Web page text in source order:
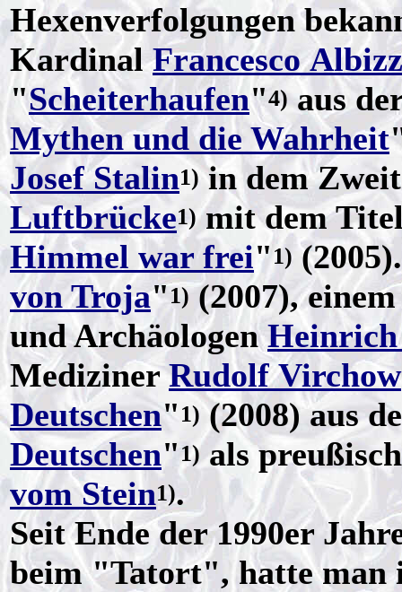
Hexenverfolgungen
KardinalFrancesco
"Scheiterhaufen"4)aus
Mythen und die Wahrheit
Josef Stalin1)in dem
Luftbrücke1)mit dem
Himmel war frei"1)
von Troja"1)(2007),
und ArchäologenHeinrich
MedizinerRudolf Virchow
Deutschen" 1) (2008) aus
Deutschen" 1)als
vom Stein1).
Seit Ende der 1990er
beim "Tatort", hatte man